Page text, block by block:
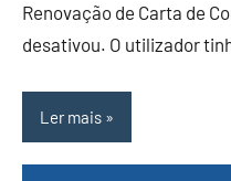
Renovação de Carta de
desativou. O utilizador
Ler mais